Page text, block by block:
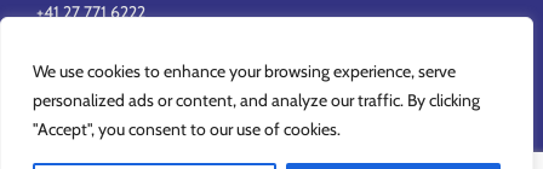
We use cookies to enhance your browsing experience, serve
personalized ads or content, and analyze our traffic. By clicking
"Accept", you consent to our use of cookies.
+41 27 771 6222